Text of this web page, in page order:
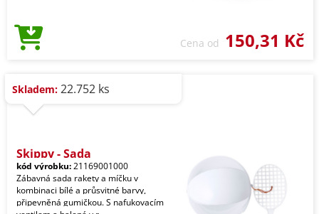
Cena od 150,31 Kč
Skladem: 22.752 ks
Skippy - Sada
kód výrobku:21169001000
Zábavná sada rakety a míčku v
kombinaci bílé a průsvitné barvy,
připevněná gumičkou. S nafukovacím